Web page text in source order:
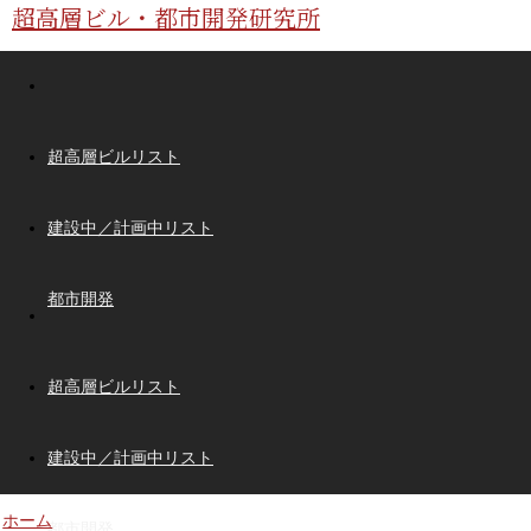
超高層ビル・都市開発研究所
超高層ビルリスト
建設中／計画中リスト
都市開発
超高層ビルリスト
建設中／計画中リスト
ホーム